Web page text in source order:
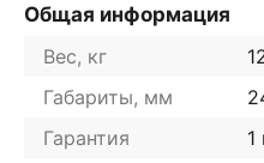
Общая информация
Вес, кг
Габариты, мм
Гарантия
1